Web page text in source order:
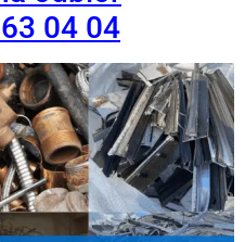
04 04